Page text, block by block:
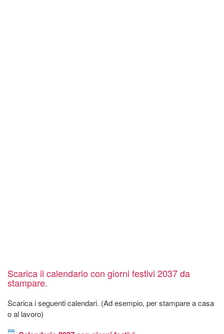
Scarica il calendario con giorni festivi 2037 da
stampare.
Scarica i seguenti calendari. (Ad esempio, per stampare a casa
o al lavoro)